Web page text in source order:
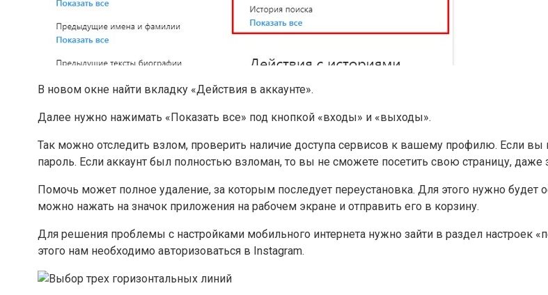
В новом окне найти вкладку «Действия в аккаунте».
Далее нужно нажимать «Показать все» под кнопкой «входы» и «выходы».
Так можно отследить взлом, проверить наличие доступа сервисов к вашему профилю. Если
пароль. Если аккаунт был полностью взломан, то вы не сможете посетить свою страницу, даже
Помочь может полное удаление, за которым последует переустановка. Для этого нужно
можно нажать на значок приложения на рабочем экране и отправить его в корзину.
Для решения проблемы с настройками мобильного интернета нужно зайти в раздел настроек
этого нам необходимо авторизоваться в Instagram.